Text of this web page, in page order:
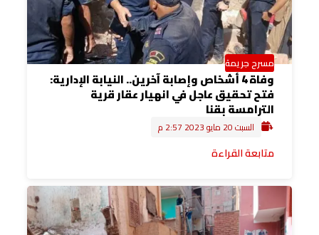
مسرح جريمة
وفاة 4 أشخاص وإصابة آخرين.. النيابة الإدارية:
فتح تحقيق عاجل في انهيار عقار قرية
الترامسة بقنا
السبت 20 مايو 2023 2:57 م
متابعة القراءة